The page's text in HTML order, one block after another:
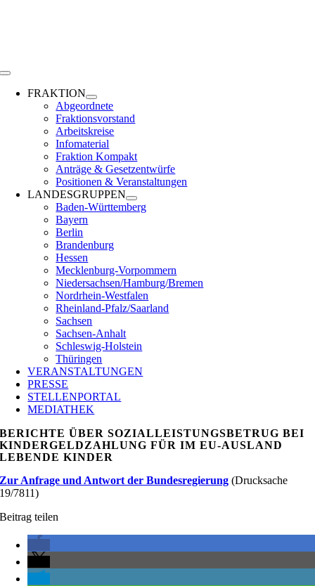
Toggle
NavigationFRAKTION
Abgeordnete
Fraktionsvorstand
Arbeitskreise
Infomaterial
Fraktion Kompakt
Anträge & Gesetzentwürfe
Positionen & Veranstaltungen
LANDESGRUPPEN
Baden-Württemberg
Bayern
Berlin
Brandenburg
Hessen
Mecklenburg-Vorpommern
Niedersachsen/Hamburg/Bremen
Nordrhein-Westfalen
Rheinland-Pfalz/Saarland
Sachsen
Sachsen-Anhalt
Schleswig-Holstein
Thüringen
VERANSTALTUNGEN
PRESSE
STELLENPORTAL
MEDIATHEK
BERICHTE ÜBER SOZIALLEISTUNGSBETRUG BEI
KINDERGELDZAHLUNG FÜR IM EU-AUSLAND
LEBENDE KINDER
Zur Anfrage und Antwort der Bundesregierung (Drucksache
19/7811)
Beitrag teilen